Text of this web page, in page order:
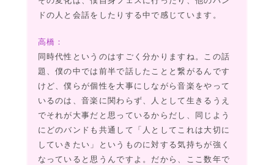
ドの人と会話をしたりする中で感じています。
高橋：
同時代性というのはすごく分かりますね。この話
題、僕の中では前半で話したことと繋がるんです
けど、僕らが個性を大事にしながら音楽をやって
いるのは、音楽に関わらず、人として生きるうえ
でそれが大事だと思っているからだし、同じよう
にどのバンドも共通して「人としてこれは大切に
していきたい」というものに対する気持ちが強く
なっていると思うんですよ。だから、ここ数年で